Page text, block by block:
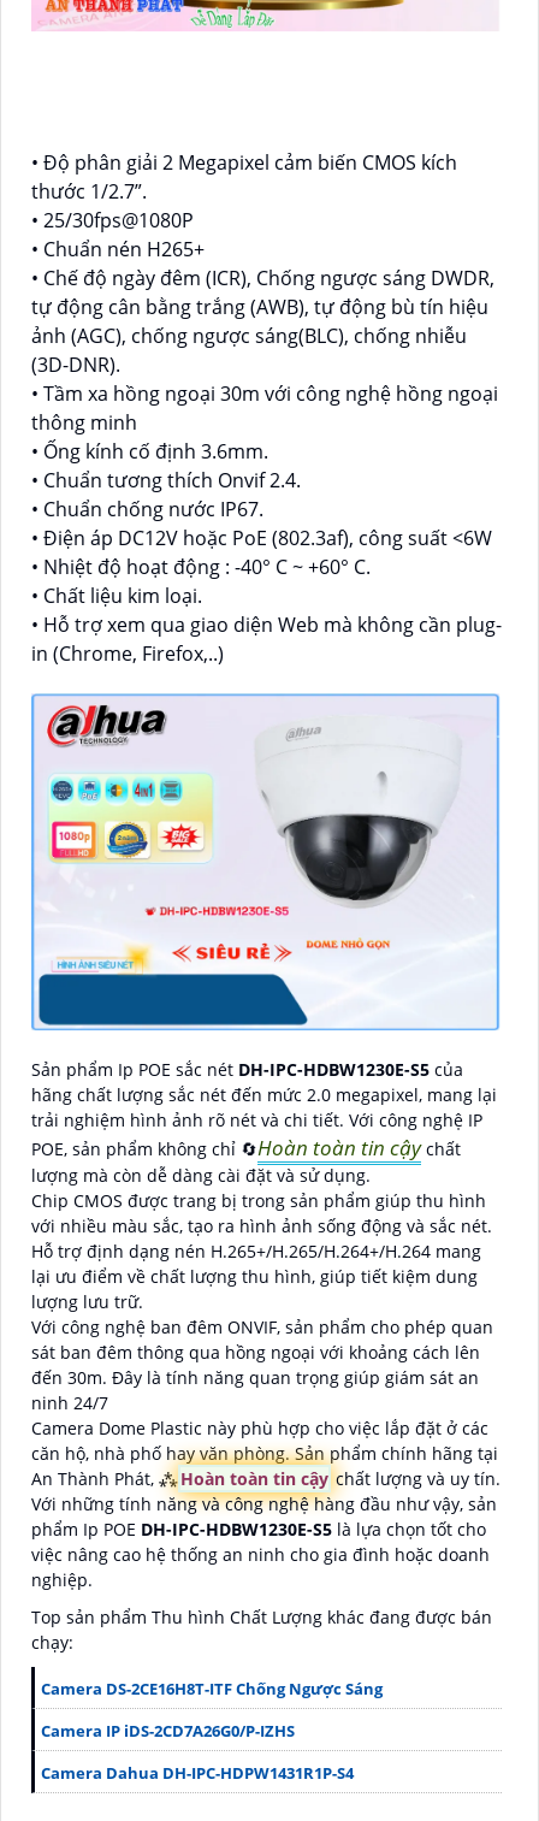
• Độ phân giải 2 Megapixel cảm biến CMOS kích
thước 1/2.7”.
• 25/30fps@1080P
• Chuẩn nén H265+
• Chế độ ngày đêm (ICR), Chống ngược sáng DWDR,
tự động cân bằng trắng (AWB), tự động bù tín hiệu
ảnh (AGC), chống ngược sáng(BLC), chống nhiễu
(3D-DNR).
• Tầm xa hồng ngoại 30m với công nghệ hồng ngoại
thông minh
• Ống kính cố định 3.6mm.
• Chuẩn tương thích Onvif 2.4.
• Chuẩn chống nước IP67.
• Điện áp DC12V hoặc PoE (802.3af), công suất <6W
• Nhiệt độ hoạt động : -40° C ~ +60° C.
• Chất liệu kim loại.
• Hỗ trợ xem qua giao diện Web mà không cần plug-
in (Chrome, Firefox,..)
Sản phẩm Ip POE sắc nét DH-IPC-HDBW1230E-S5 của
hãng chất lượng sắc nét đến mức 2.0 megapixel, mang lại
trải nghiệm hình ảnh rõ nét và chi tiết. Với công nghệ IP
POE, sản phẩm không chỉ 🔄Hoàn toàn tin cậychất
lượng mà còn dễ dàng cài đặt và sử dụng.
Chip CMOS được trang bị trong sản phẩm giúp thu hình
với nhiều màu sắc, tạo ra hình ảnh sống động và sắc nét.
Hỗ trợ định dạng nén H.265+/H.265/H.264+/H.264 mang
lại ưu điểm về chất lượng thu hình, giúp tiết kiệm dung
lượng lưu trữ.
Với công nghệ ban đêm ONVIF, sản phẩm cho phép quan
sát ban đêm thông qua hồng ngoại với khoảng cách lên
đến 30m. Đây là tính năng quan trọng giúp giám sát an
ninh 24/7
Camera Dome Plastic này phù hợp cho việc lắp đặt ở các
căn hộ, nhà phố hay văn phòng. Sản phẩm chính hãng tại
An Thành Phát, ⁂Hoàn toàn tin cậy chất lượng và uy tín.
Với những tính năng và công nghệ hàng đầu như vậy, sản
phẩm Ip POE DH-IPC-HDBW1230E-S5 là lựa chọn tốt cho
việc nâng cao hệ thống an ninh cho gia đình hoặc doanh
nghiệp.
Top sản phẩm Thu hình Chất Lượng khác đang được bán
chạy:
Camera DS-2CE16H8T-ITF Chống Ngược Sáng
Camera IP iDS-2CD7A26G0/P-IZHS
Camera Dahua DH-IPC-HDPW1431R1P-S4